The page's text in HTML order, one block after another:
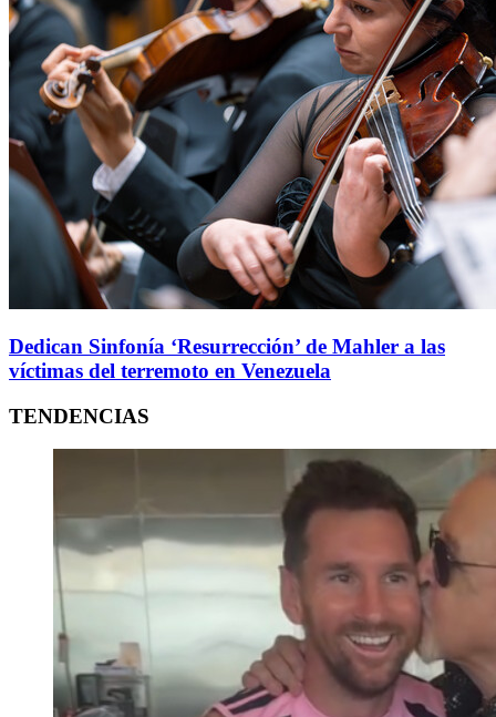
Dedican Sinfonía ‘Resurrección’ de Mahler a las
víctimas del terremoto en Venezuela
TENDENCIAS